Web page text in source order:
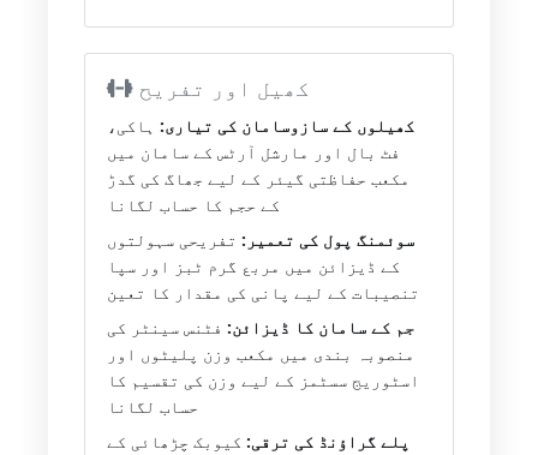
کھیل اور تفریح
کھیلوں کے سازوسامان کی تیاری: ہاکی،
فٹ بال اور مارشل آرٹس کے سامان میں
مکعب حفاظتی گیئر کے لیے جھاگ کی گدڑ
کے حجم کا حساب لگانا
سوئمنگ پول کی تعمیر: تفریحی سہولتوں
کے ڈیزائن میں مربع گرم ٹبز اور سپا
تنصیبات کے لیے پانی کی مقدار کا تعین
جم کے سامان کا ڈیزائن: فٹنس سینٹر کی
منصوبہ بندی میں مکعب وزن پلیٹوں اور
اسٹوریج سسٹمز کے لیے وزن کی تقسیم کا
حساب لگانا
پلے گراؤنڈ کی ترقی: کیوبک چڑھائی کے